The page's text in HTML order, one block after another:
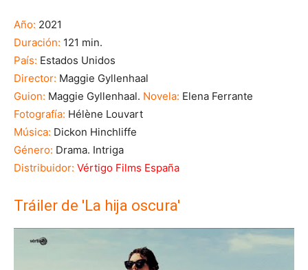
Año: 2021
Duración: 121 min.
País: Estados Unidos
Director: Maggie Gyllenhaal
Guion: Maggie Gyllenhaal. Novela: Elena Ferrante
Fotografía: Hélène Louvart
Música: Dickon Hinchliffe
Género: Drama. Intriga
Distribuidor: Vértigo Films España
Tráiler de 'La hija oscura'